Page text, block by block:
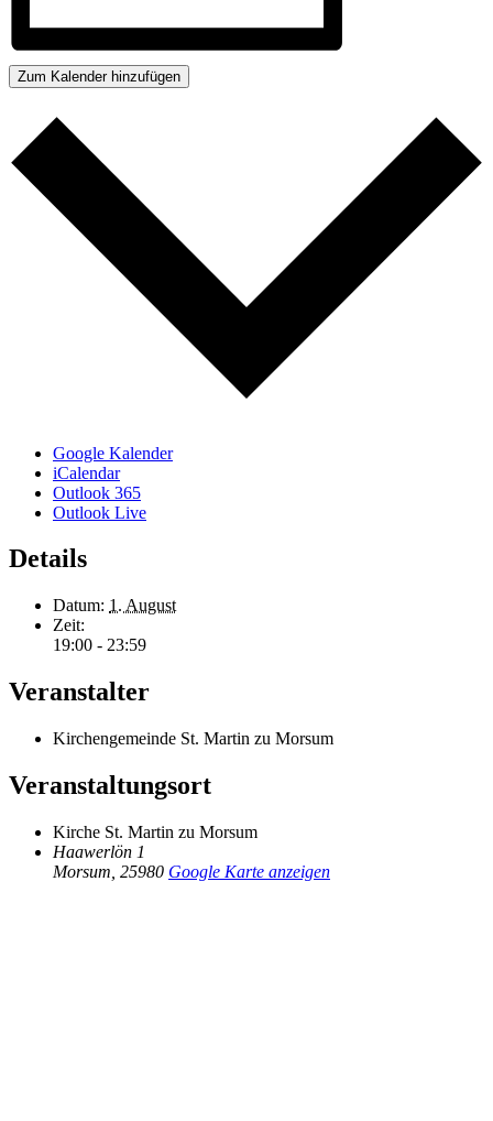
Zum Kalender hinzufügen
Google Kalender
iCalendar
Outlook 365
Outlook Live
Details
Datum: 1. August
Zeit:
19:00 - 23:59
Veranstalter
Kirchengemeinde St. Martin zu Morsum
Veranstaltungsort
Kirche St. Martin zu Morsum
Haawerlön 1
Morsum 25980 Google Karte anzeigen